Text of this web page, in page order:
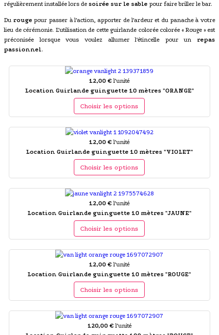
régulièrement installée lors de soirée sur le sable pour faire briller le bar.
Du rougepour passer à l'action, apporter de l'ardeur et du panache à votre
lieu de cérémonie. L'utilisation de cette guirlande colorée colorée « Rouge » est
préconisée lorsque vous voulez allumer l'étincelle pour un repas
passionnel.
12,00 € l'unité
Location Guirlande guinguette 10 mètres "ORANGE"
Choisir les options
12,00 € l'unité
Location Guirlande guinguette 10 mètres "VIOLET"
Choisir les options
12,00 € l'unité
Location Guirlande guinguette 10 mètres "JAUNE"
Choisir les options
12,00 € l'unité
Location Guirlande guinguette 10 mètres "ROUGE"
Choisir les options
120,00 € l'unité